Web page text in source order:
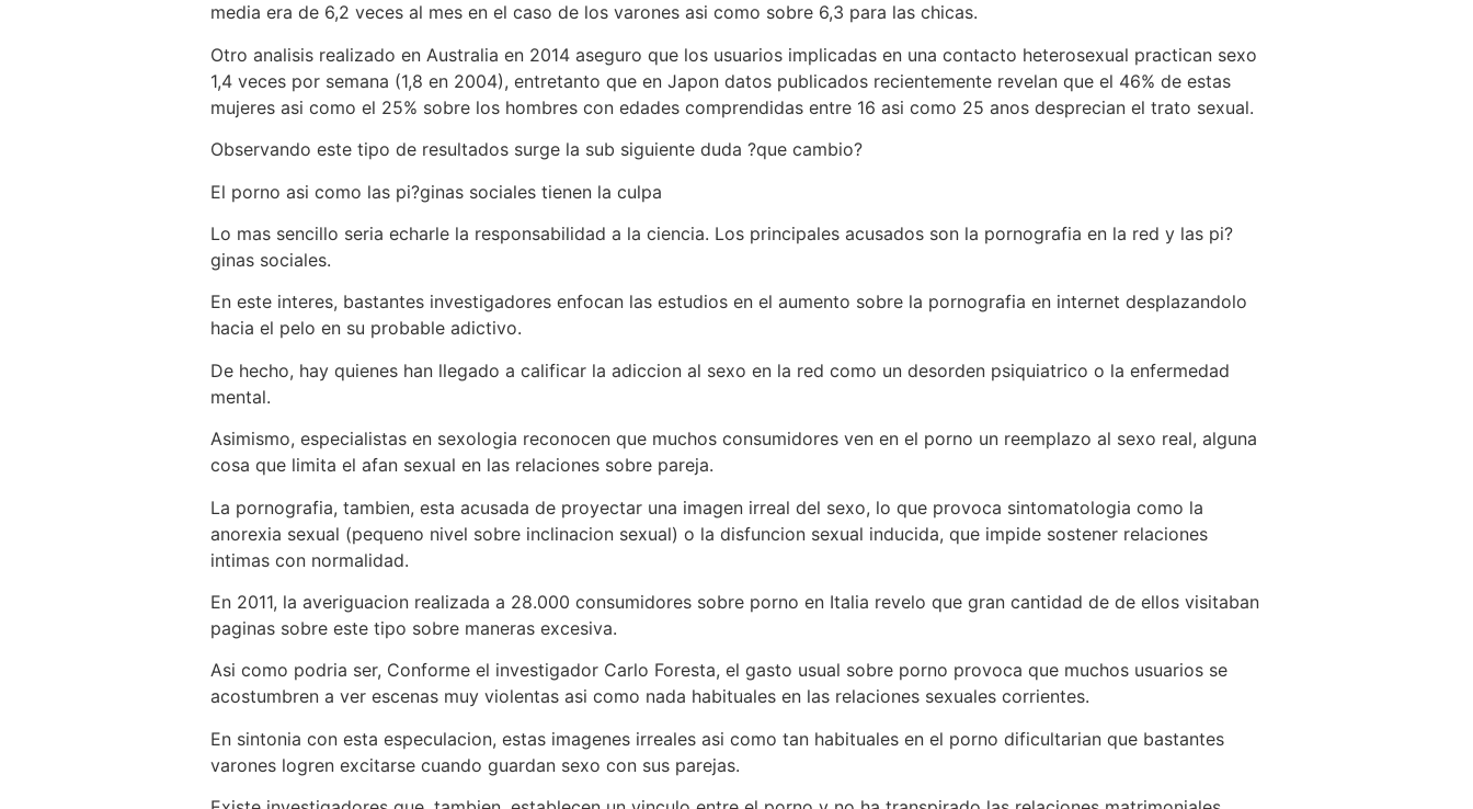
media era de 6,2 veces al mes en el caso de los varones asi como sobre 6,3 para las chicas.
Otro analisis realizado en Australia en 2014 aseguro que los usuarios implicadas en una contacto heterosexual practican sexo
1,4 veces por semana (1,8 en 2004), entretanto que en Japon datos publicados recientemente revelan que el 46% de estas
mujeres asi como el 25% sobre los hombres con edades comprendidas entre 16 asi como 25 anos desprecian el trato sexual.
Observando este tipo de resultados surge la sub siguiente duda ?que cambio?
El porno asi como las pi?ginas sociales tienen la culpa
Lo mas sencillo seria echarle la responsabilidad a la ciencia. Los principales acusados son la pornografia en la red y las pi?
ginas sociales.
En este interes, bastantes investigadores enfocan las estudios en el aumento sobre la pornografia en internet desplazandolo
hacia el pelo en su probable adictivo.
De hecho, hay quienes han llegado a calificar la adiccion al sexo en la red como un desorden psiquiatrico o la enfermedad
mental.
Asimismo, especialistas en sexologia reconocen que muchos consumidores ven en el porno un reemplazo al sexo real, alguna
cosa que limita el afan sexual en las relaciones sobre pareja.
La pornografia, tambien, esta acusada de proyectar una imagen irreal del sexo, lo que provoca sintomatologia como la
anorexia sexual (pequeno nivel sobre inclinacion sexual) o la disfuncion sexual inducida, que impide sostener relaciones
intimas con normalidad.
En 2011, la averiguacion realizada a 28.000 consumidores sobre porno en Italia revelo que gran cantidad de de ellos visitaban
paginas sobre este tipo sobre maneras excesiva.
Asi como podria ser, Conforme el investigador Carlo Foresta, el gasto usual sobre porno provoca que muchos usuarios se
acostumbren a ver escenas muy violentas asi como nada habituales en las relaciones sexuales corrientes.
En sintonia con esta especulacion, estas imagenes irreales asi como tan habituales en el porno dificultarian que bastantes
varones logren excitarse cuando guardan sexo con sus parejas.